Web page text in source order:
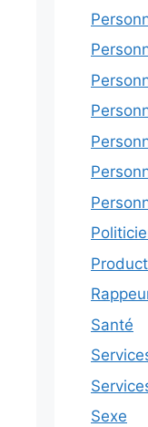
Santé
Sexe